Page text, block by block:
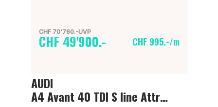
CHF 70'760.-UVP
CHF 49'900.- CHF 995.-/m
AUDI
A4 Avant 40 TDI S line Attraction